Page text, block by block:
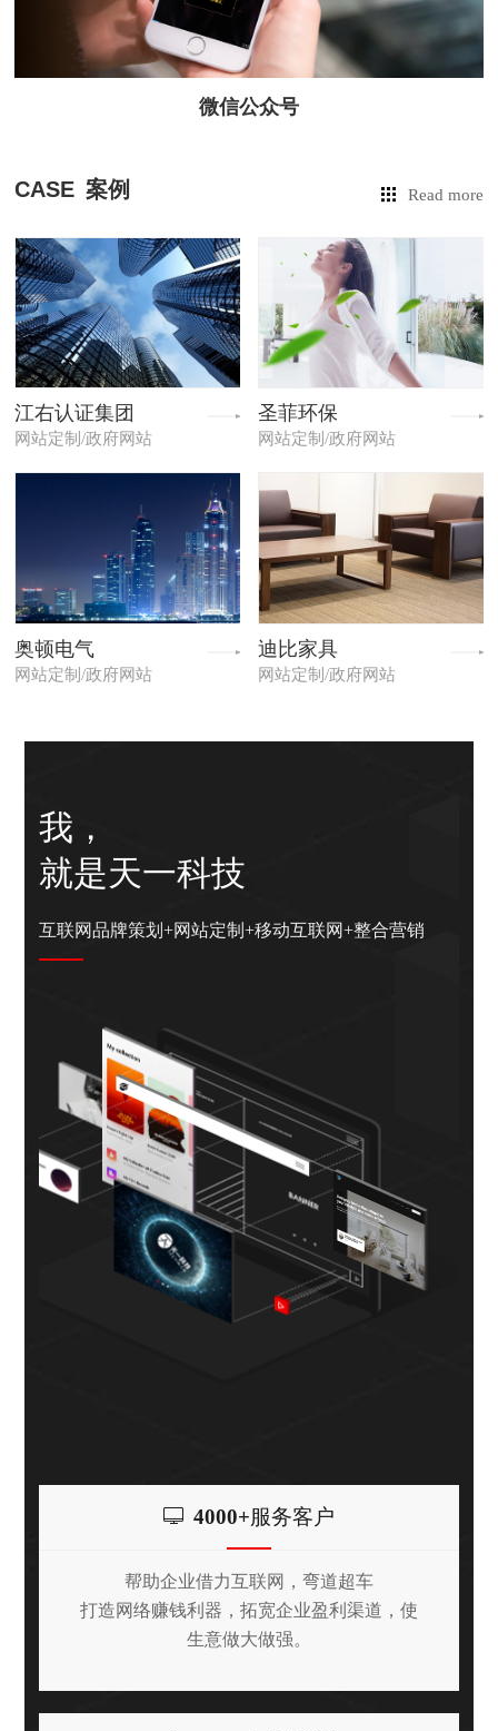
微信公众号
CASE 案例 Read more
江右认证集团
网站定制/政府网站
圣菲环保
网站定制/政府网站
奥顿电气
网站定制/政府网站
迪比家具
网站定制/政府网站
我，
就是天一科技
互联网品牌策划+网站定制+移动互联网+整合营销
4000+服务客户
帮助企业借力互联网，弯道超车
打造网络赚钱利器，拓宽企业盈利渠道，使
生意做大做强。